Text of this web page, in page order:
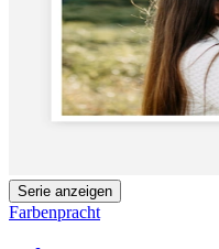
Serie anzeigen
Farbenpracht